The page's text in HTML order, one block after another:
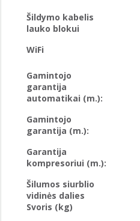
Šildymo kabelis
lauko blokui
WiFi
Gamintojo
garantija
automatikai (m.):
Gamintojo
garantija (m.):
Garantija
kompresoriui (m.):
Šilumos siurblio
vidinės dalies
Svoris (kg)